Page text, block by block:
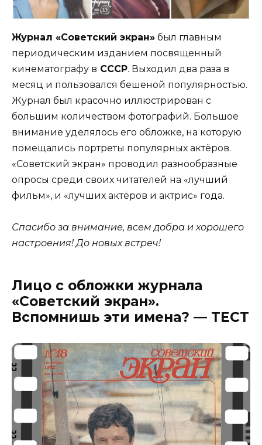
Журнал «Советский экран» был главным
периодическим изданием посвященный
кинематографу в СССР. Выходил два раза в
месяц и пользовался бешеной популярностью.
Журнал был красочно иллюстрирован с
большим количеством фотографий. Большое
внимание уделялось его обложке, на которую
помещались портреты популярных актёров.
«Советский экран» проводил разнообразные
опросы среди своих читателей на «лучший
фильм», и «лучших актёров и актрис» года.
Спасибо за внимание, всем добра и хорошего
настроения! До новых встреч!
Лицо с обложки журнала
«Советский экран».
Вспомнишь эти имена? — ТЕСТ